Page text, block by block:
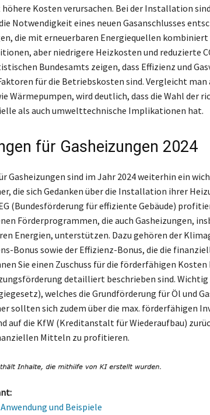
Kosten verursachen. Bei der Installation
Notwendigkeit eines neuen Gasanschlusses
die mit erneuerbaren Energiequellen
aber niedrigere Heizkosten und reduzierte
Bundesamts zeigen, dass Effizienz und
für die Betriebskosten sind. Vergleicht man
Wärmepumpen, wird deutlich, dass die Wahl der
als auch umwelttechnische Implikationen hat.
für Gasheizungen 2024
Gasheizungen sind im Jahr 2024 weiterhin ein
die sich Gedanken über die Installation ihrer
(Bundesförderung für effiziente Gebäude)
Förderprogrammen, die auch Gasheizungen,
Energien, unterstützen. Dazu gehören der
Bonus sowie der Effizienz-Bonus, die die
Sie einen Zuschuss für die förderfähigen
detailliert beschrieben sind. Wichtig
welches die Grundförderung für Öl und
sollten sich zudem über die max. förderfähigen
auf die KfW (Kreditanstalt für Wiederaufbau)
Mitteln zu profitieren.
und Beispiele